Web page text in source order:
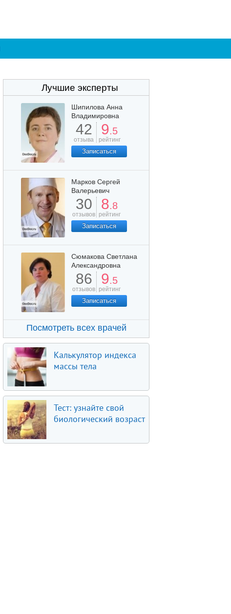
Лучшие эксперты
Шипилова Анна
Владимировна
42
отзыва
9.5
рейтинг
Записаться
Марков Сергей
Валерьевич
30
отзывов
8.8
рейтинг
Записаться
Сюмакова Светлана
Александровна
86
отзывов
9.5
рейтинг
Записаться
Посмотреть всех врачей
Калькулятор индекса
массы тела
Тест: узнайте свой
биологический возраст